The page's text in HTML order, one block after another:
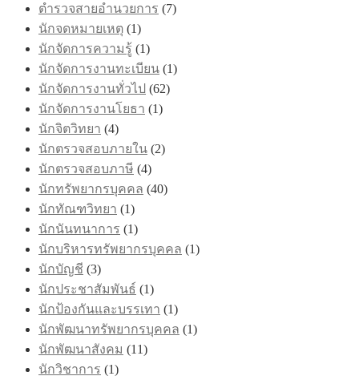
ตำรวจสายอำนวยการ (7)
นักจดหมายเหตุ (1)
นักจัดการความรู้ (1)
นักจัดการงานทะเบียน (1)
นักจัดการงานทั่วไป (62)
นักจัดการงานโยธา (1)
นักจิตวิทยา (4)
นักตรวจสอบภายใน (2)
นักตรวจสอบภาษี (4)
นักทรัพยากรบุคคล (40)
นักทัณฑวิทยา (1)
นักนันทนาการ (1)
นักบริหารทรัพยากรบุคคล (1)
นักบัญชี (3)
นักประชาสัมพันธ์ (1)
นักป้องกันและบรรเทา (1)
นักพัฒนาทรัพยากรบุคคล (1)
นักพัฒนาสังคม (11)
นักวิชาการ (1)